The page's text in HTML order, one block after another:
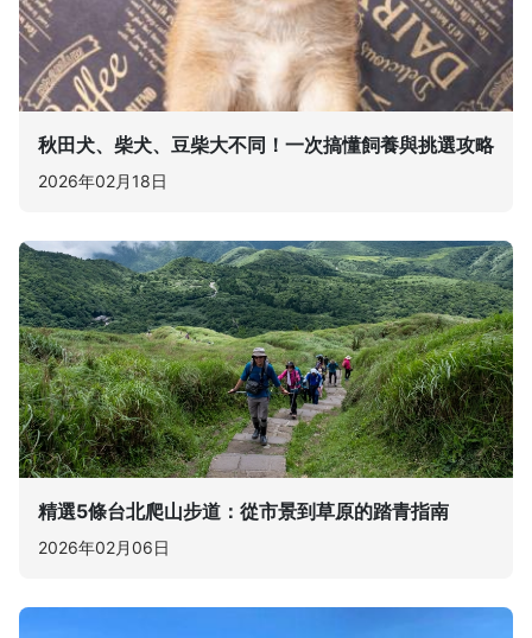
秋田犬、柴犬、豆柴大不同！一次搞懂飼養與挑選攻略
2026年02月18日
精選5條台北爬山步道：從市景到草原的踏青指南
2026年02月06日